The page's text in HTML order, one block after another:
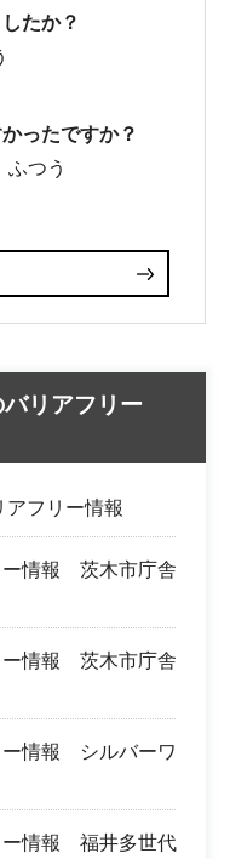
たか？
ったですか？
ふつう
リアフリー
アフリー情報
ー情報 茨木市庁舎
ー情報 茨木市庁舎
ー情報 シルバーワ
ー情報 福井多世代